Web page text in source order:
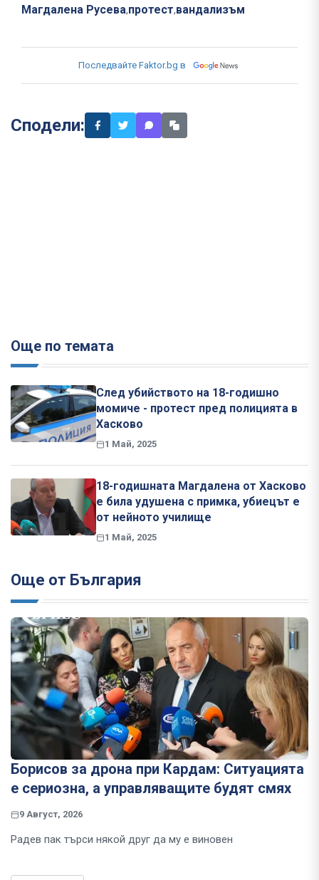
Магдалена Русева,протест,вандализъм
Последвайте Faktor.bg в
Сподели:
Още по темата
След убийството на 18-годишно
момиче - протест пред полицията в
Хасково
1 Май, 2025
18-годишната Магдалена от Хасково
е била удушена с примка, убиецът е
от нейното училище
1 Май, 2025
Още от България
Борисов за дрона при Кардам: Ситуацията
е сериозна, а управляващите будят смях
9 Август, 2026
Радев пак търси някой друг да му е виновен